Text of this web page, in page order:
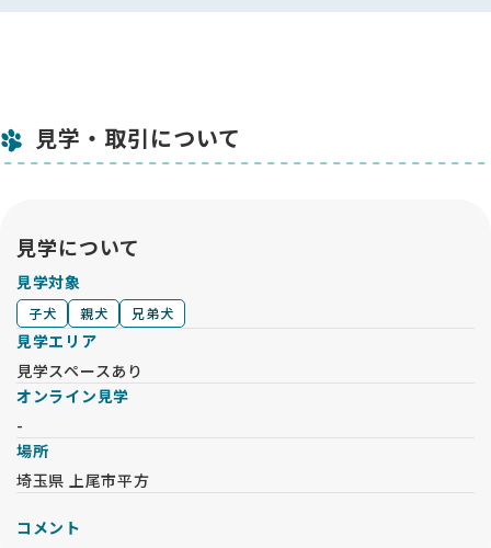
見学・取引について
見学について
見学対象
子犬 親犬 兄弟犬
見学エリア
見学スペースあり
オンライン見学
-
場所
埼玉県 上尾市平方
コメント